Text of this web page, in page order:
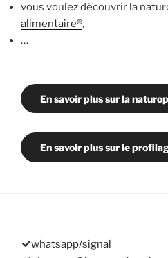
vous voulez découvrir la
alimentaire®,
…
En savoir plus sur la
En savoir plus sur le
whatsapp/signal